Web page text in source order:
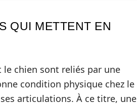
QUI METTENT EN
chien sont reliés par une
condition physique chez le
articulations. À ce titre, une